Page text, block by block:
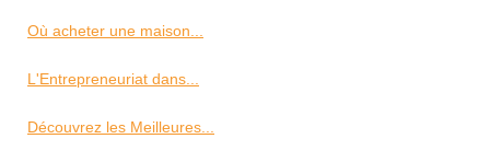
Où acheter une maison...
L'Entrepreneuriat dans...
Découvrez les Meilleures...